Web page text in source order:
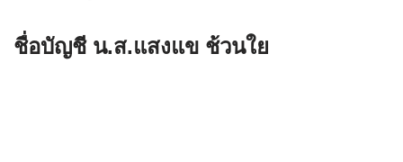
ชื่อบัญชี น.ส.แสงแข ช้วนใย